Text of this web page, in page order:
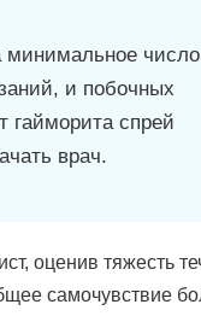
минимальное число
и побочных
гайморита спрей
врач.
оценив тяжесть
самочувствие